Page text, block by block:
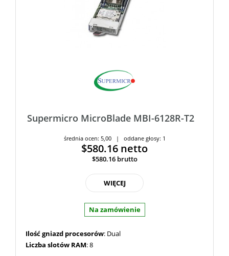
Supermicro MicroBlade MBI-6128R-T2
średnia ocen: 5,00 | oddane głosy: 1
$580.16 netto
$580.16 brutto
WIĘCEJ
Na zamówienie
Ilość gniazd procesorów: Dual
Liczba slotów RAM: 8